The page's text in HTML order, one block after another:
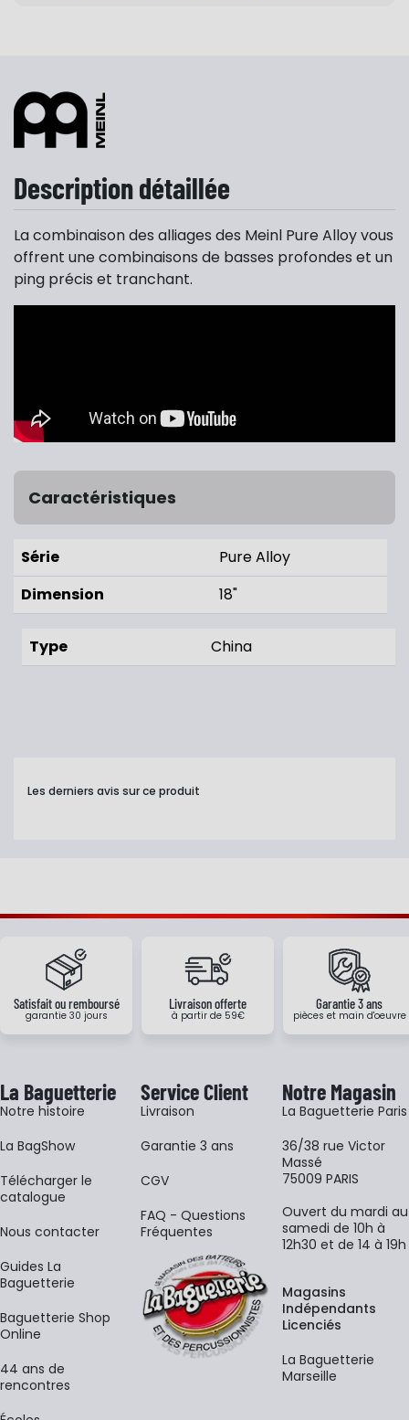
Description détaillée
La combinaison des alliages des Meinl Pure Alloy vous
offrent une combinaisons de basses profondes et un
ping précis et tranchant.
Caractéristiques
Série
Pure Alloy
Dimension
18"
Type China
Les derniers avis sur ce produit
Satisfait ou remboursé
garantie 30 jours
Livraison offerte
à partir de 59€
Garantie 3 ans
pièces et main d'oeuvre
La Baguetterie
Notre histoire
La BagShow
​Télécharger le
catalogue
Nous contacter
Guides La
Baguetterie
Baguetterie Shop
Online
44 ans de
rencontres
Service Client
Livraison
Garantie 3 ans
CGV
FAQ - Questions
Fréquentes
Notre Magasin
La Baguetterie Paris
36/38 rue Victor
Massé
75009 PARIS
Ouvert du mardi au
samedi de 10h à
12h30 et de 14 à 19h
Magasins
Indépendants
Licenciés
La Baguetterie
Marseille